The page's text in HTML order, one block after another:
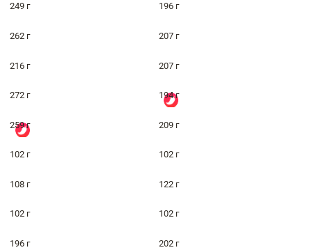
249 г 196 г
262 г 207 г
216 г 207 г
272 г 194 г
259 г 209 г
102 г 102 г
108 г 122 г
102 г 102 г
196 г 202 г